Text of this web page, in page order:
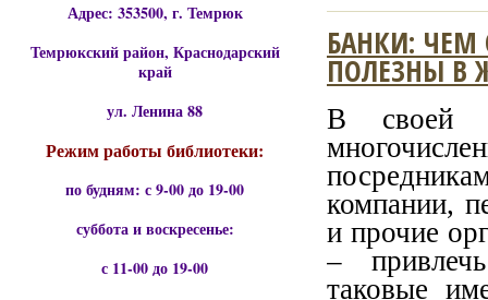
БАНКИ:
ПОЛЕЗНЫ В
В своей
компании,
и прочие
–
таковые
Адрес: 353500, г. Темрюк
Темрюкский район, Краснодарский
край
ул. Ленина 88
Режим работы библиотеки:
по будням: с 9-00 до 19-00
суббота и воскресенье:
с 11-00 до 19-00